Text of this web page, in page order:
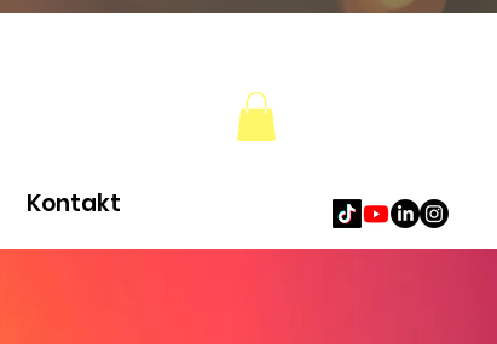
Kontakt